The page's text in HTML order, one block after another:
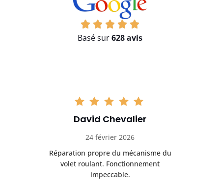
Basé sur628 avis
David Chevalier
24 février 2026
Réparation propre du mécanisme du
volet roulant. Fonctionnement
impeccable.